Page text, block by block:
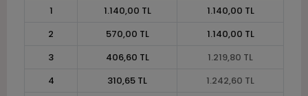
1
1.140,00 TL
1.140,00 TL
2
570,00 TL
1.140,00 TL
3
406,60 TL
1.219,80 TL
4
310,65 TL
1.242,60 TL